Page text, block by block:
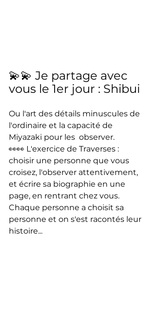
💫💫 Je partage avec
vous le 1er jour : Shibui
Ou l'art des détails minuscules de
l'ordinaire et la capacité de
Miyazaki pour les  observer.
👀👀 L'exercice de Traverses :
choisir une personne que vous
croisez, l'observer attentivement,
et écrire sa biographie en une
page, en rentrant chez vous.
Chaque personne a choisit sa
personne et on s'est racontés leur
histoire...